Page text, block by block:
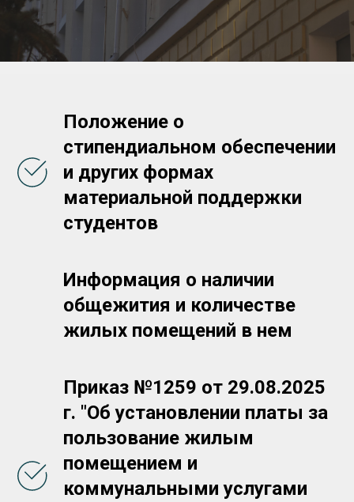
Положение о
стипендиальном обеспечении
и других формах
материальной поддержки
студентов
Информация о наличии
общежития и количестве
жилых помещений в нем
Приказ №1259 от 29.08.2025
г. "Об установлении платы за
пользование жилым
помещением и
коммунальными услугами